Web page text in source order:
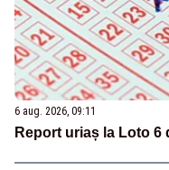
6 aug. 2026, 09:11
Report uriaș la Loto 6